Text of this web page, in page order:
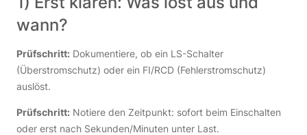
wann?
Prüfschritt: Dokumentiere, ob ein LS-Schalter
(Überstromschutz) oder ein FI/RCD (Fehlerstromschutz)
auslöst.
Prüfschritt: Notiere den Zeitpunkt: sofort beim Einschalten
oder erst nach Sekunden/Minuten unter Last.